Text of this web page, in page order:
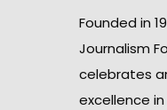
Founded in
Journalism
celebrates
excellence